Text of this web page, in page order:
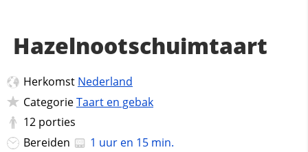
Hazelnootschuimtaart
Herkomst Nederland
CategorieTaart en gebak
12 porties
Bereiden
1 uur en 15 min.